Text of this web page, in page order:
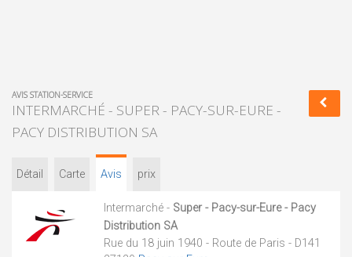
AVIS STATION-SERVICE
INTERMARCHÉ - SUPER - PACY-SUR-EURE -
PACY DISTRIBUTION SA
Détail Carte Avis prix
Intermarché - Super - Pacy-sur-Eure - Pacy
Distribution SA
Rue du 18 juin 1940 - Route de Paris - D141